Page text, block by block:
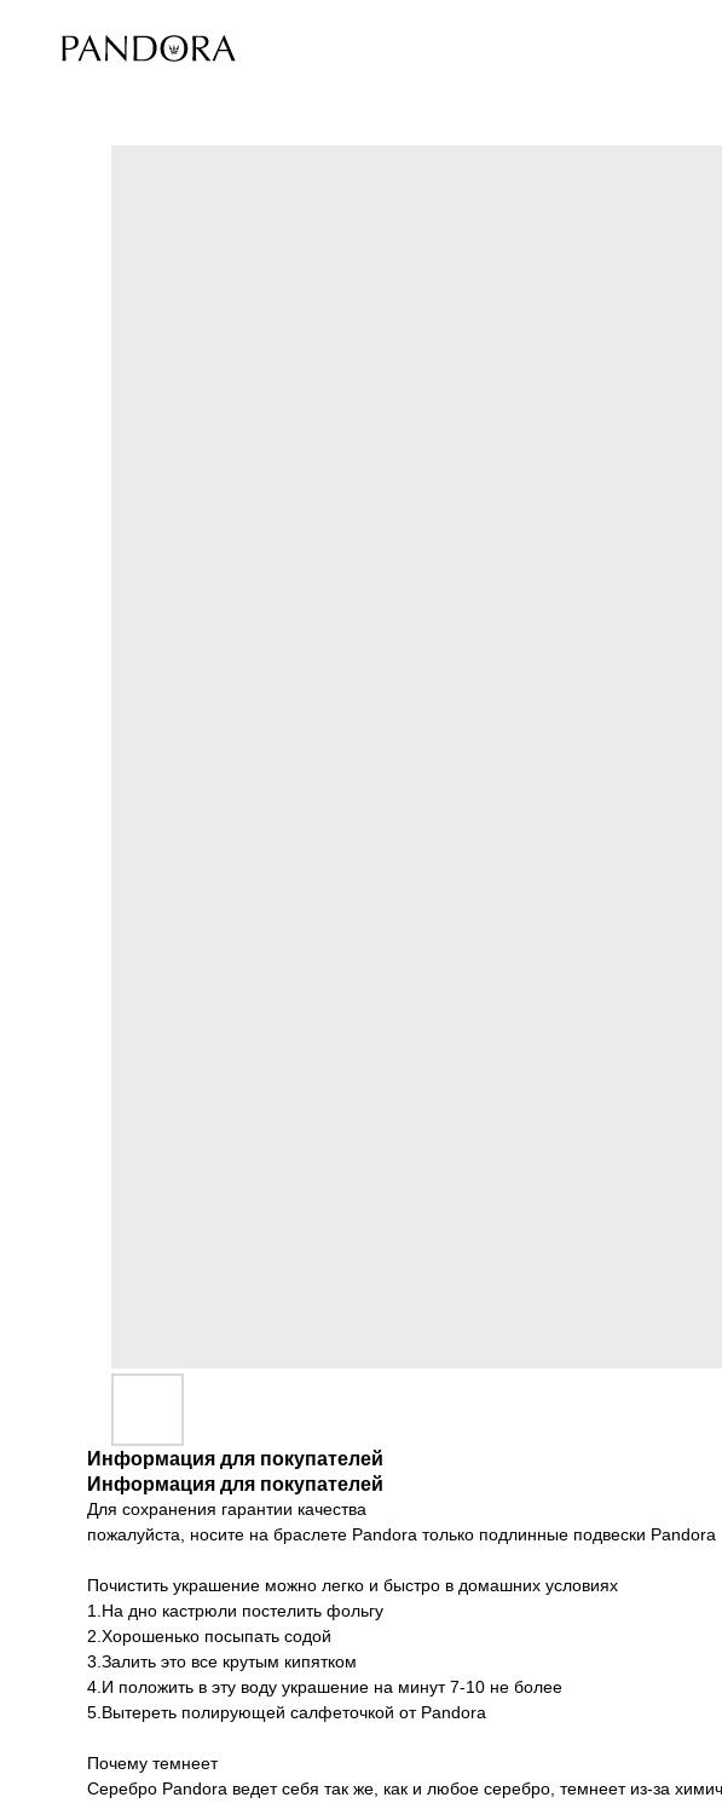
Информация для покупателей
Информация для покупателей
Для сохранения гарантии качества
пожалуйста, носите на браслете Pandora только подлинные подвески Pandora
Почистить украшение можно легко и быстро в домашних условиях
1.На дно кастрюли постелить фольгу
2.Хорошенько посыпать содой
3.Залить это все крутым кипятком
4.И положить в эту воду украшение на минут 7-10 не более
5.Вытереть полирующей салфеточкой от Pandora
Почему темнеет
Серебро Pandora ведет себя так же, как и любое серебро, темнеет из-за